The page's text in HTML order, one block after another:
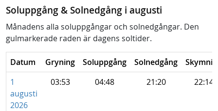
Soluppgång & Solnedgång i augusti
Månadens alla soluppgångar och solnedgångar. Den
gulmarkerade raden är dagens soltider.
Datum Gryning Soluppgång Solnedgång
1
augusti
2026
03:53 04:48 21:20 22:14